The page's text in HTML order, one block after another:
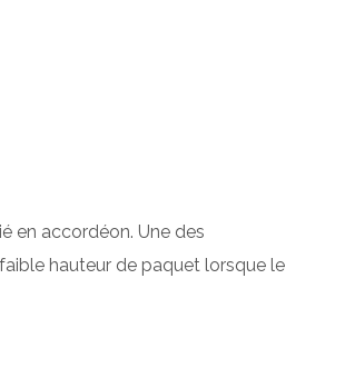
en accordéon. Une des
hauteur de paquet lorsque le